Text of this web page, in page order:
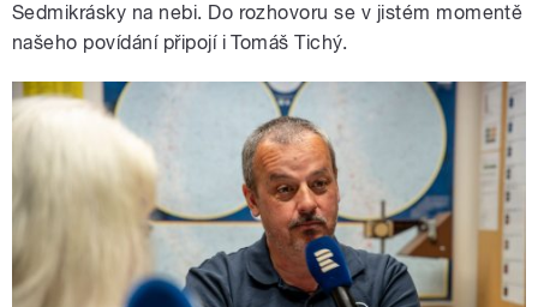
Sedmikrásky na nebi. Do rozhovoru se v jistém momentě
našeho povídání připojí i Tomáš Tichý.